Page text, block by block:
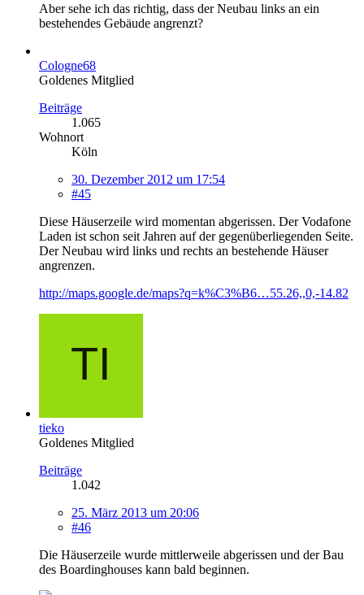
Aber sehe ich das richtig, dass der Neubau links an ein
bestehendes Gebäude angrenzt?
Cologne68
Goldenes Mitglied
Beiträge
1.065
Wohnort
Köln
30. Dezember 2012 um 17:54
#45
Diese Häuserzeile wird momentan abgerissen. Der Vodafone
Laden ist schon seit Jahren auf der gegenüberliegenden Seite.
Der Neubau wird links und rechts an bestehende Häuser
angrenzen.
http://maps.google.de/maps?q=k%C3%B6…55.26,,0,-14.82
tieko
Goldenes Mitglied
Beiträge
1.042
25. März 2013 um 20:06
#46
Die Häuserzeile wurde mittlerweile abgerissen und der Bau
des Boardinghouses kann bald beginnen.